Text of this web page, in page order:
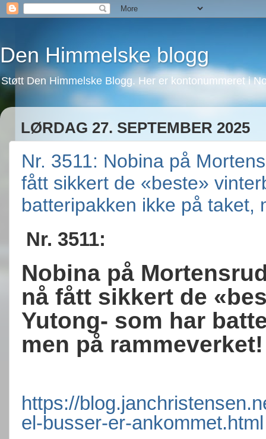
Den Himmelske blogg
Støtt Den Himmelske Blogg. Her er kontonummeret i
LØRDAG 27. SEPTEMBER 2025
Nr. 3511: Nobina på
fått sikkert de «beste»
batteripakken ikke på taket,
Nr. 3511:
Nobina på
nå fått sikkert de
Yutong- som har
men på rammeverket!
https://
el-busser-er-ankommet.html